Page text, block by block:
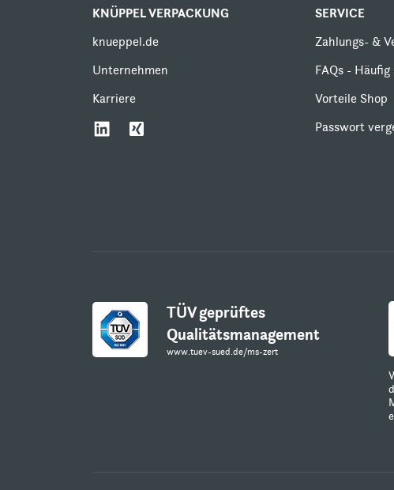
KNÜPPEL VERPACKUNG
knueppel.de
Unternehmen
Karriere
SERVICE
Zahlungs- &
FAQs -
Vorteile Shop
Passwort
TÜV geprüftes
Qualitätsmanagement
www.tuev-sued.de/ms-zert